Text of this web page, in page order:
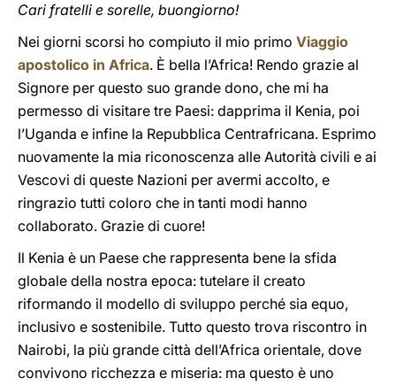
Cari fratelli e sorelle, buongiorno!
Nei giorni scorsi ho compiuto il mio primo Viaggio
apostolico in Africa. È bella l’Africa! Rendo grazie al
Signore per questo suo grande dono, che mi ha
permesso di visitare tre Paesi: dapprima il Kenia, poi
l’Uganda e infine la Repubblica Centrafricana. Esprimo
nuovamente la mia riconoscenza alle Autorità civili e ai
Vescovi di queste Nazioni per avermi accolto, e
ringrazio tutti coloro che in tanti modi hanno
collaborato. Grazie di cuore!
Il Kenia è un Paese che rappresenta bene la sfida
globale della nostra epoca: tutelare il creato
riformando il modello di sviluppo perché sia equo,
inclusivo e sostenibile. Tutto questo trova riscontro in
Nairobi, la più grande città dell’Africa orientale, dove
convivono ricchezza e miseria: ma questo è uno